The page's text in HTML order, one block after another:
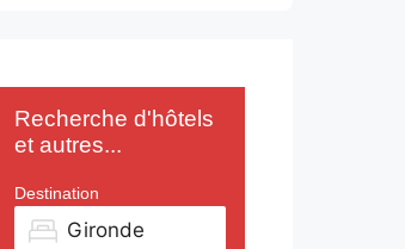
Recherche d'hôtels
et autres...
Destination